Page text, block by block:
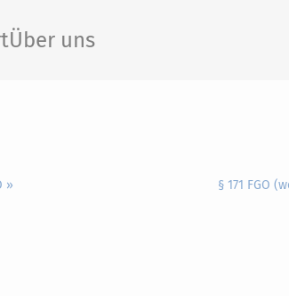
Über uns
»
§ 171 FGO